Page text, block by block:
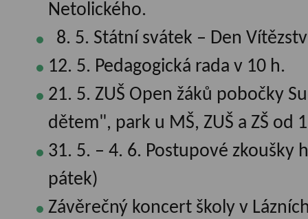
Netolického.
8. 5. Státní svátek – Den
12. 5. Pedagogická rada v 10 h.
21. 5. ZUŠ Open žáků pobočky
dětem", park u MŠ, ZUŠ a ZŠ od
31. 5. – 4. 6. Postupové
pátek)
Závěrečný koncert školy v